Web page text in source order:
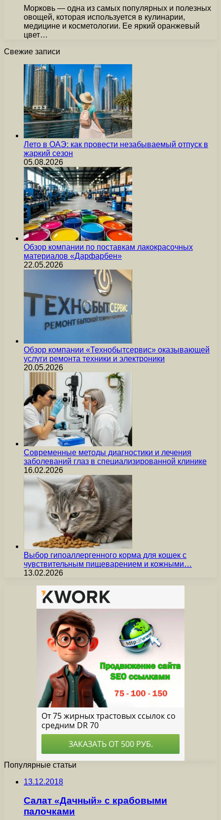
Морковь — одна из самых популярных и полезных
овощей, которая используется в кулинарии,
медицине и косметологии. Ее яркий оранжевый
цвет…
Свежие записи
Лето в ОАЭ: как провести незабываемый отпуск в
жаркий сезон
05.08.2026
Обзор компании по поставкам лакокрасочных
материалов «Дарфарбен»
22.05.2026
Обзор компании «Технобытсервис» оказывающей
услуги ремонта техники и электроники
20.05.2026
Современные методы диагностики и лечения
заболеваний глаз в специализированной клинике
16.02.2026
Выбор гипоаллергенного корма для кошек с
чувствительным пищеварением и кожными…
13.02.2026
Популярные статьи
13.12.2018
Салат «Дачный» с крабовыми
палочками